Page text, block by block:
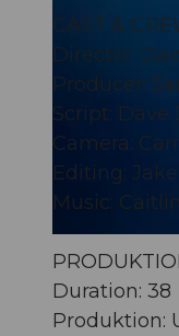
CAST &
Director:
Producer:
Script: Dave
Camera:
Editing:
Music:
Duration: 38
Produktion: